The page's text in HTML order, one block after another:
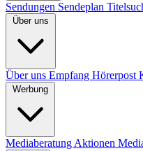
Sendungen Sendeplan
Über uns
Über uns Empfang Hörerpost
Werbung
Mediaberatung Aktionen